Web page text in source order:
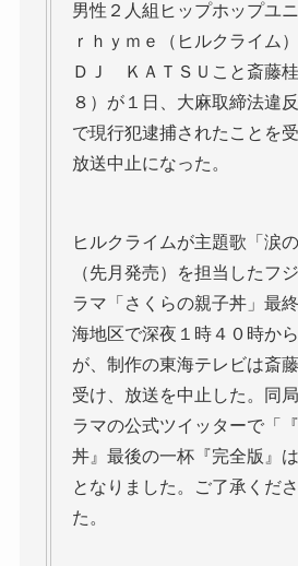
男性２人組ヒップホップユ
ｒｈｙｍｅ（ヒルクライム
ＤＪ ＫＡＴＳＵこと斎藤
８）が１日、大麻取締法違
で現行犯逮捕されたことを
放送中止になった。
ヒルクライムが主題歌「涙
（先月発売）を担当したフ
ラマ「さくらの親子丼」最
海地区で深夜１時４０時か
が、制作の東海テレビは斎
受け、放送を中止した。同
ラマの公式ツイッターで「
丼』最後の一杯『完全版』
となりました。ご了承くだ
た。